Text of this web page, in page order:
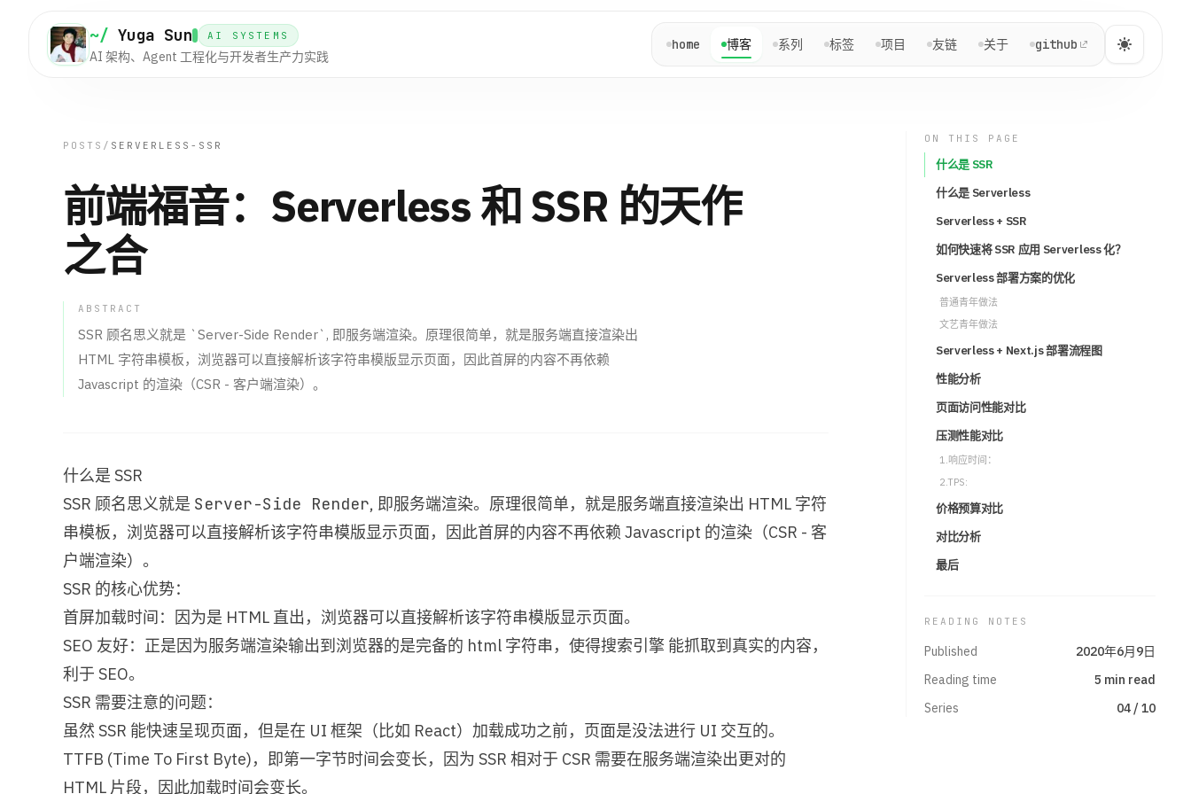
~/ Yuga Sun AI SYSTEMS
AI 架构、Agent 工程化与开发者生产力实践
home 博客 系列 标签 项目 友链 关于 github
POSTS / SERVERLESS-SSR
前端福音：Serverless 和 SSR 的天作
之合
ABSTRACT
SSR 顾名思义就是 `Server-Side Render`, 即服务端渲染。原理很简单，就是服务端直接渲染出
HTML 字符串模板，浏览器可以直接解析该字符串模版显示页面，因此首屏的内容不再依赖
Javascript 的渲染（CSR - 客户端渲染）。
什么是 SSR
SSR 顾名思义就是 Server-Side Render, 即服务端渲染。原理很简单，就是服务端直接渲染出 HTML 字符
串模板，浏览器可以直接解析该字符串模版显示页面，因此首屏的内容不再依赖 Javascript 的渲染（CSR - 客
户端渲染）。
SSR 的核心优势：
首屏加载时间：因为是 HTML 直出，浏览器可以直接解析该字符串模版显示页面。
SEO 友好：正是因为服务端渲染输出到浏览器的是完备的 html 字符串，使得搜索引擎 能抓取到真实的内容，
利于 SEO。
SSR 需要注意的问题：
虽然 SSR 能快速呈现页面，但是在 UI 框架（比如 React）加载成功之前，页面是没法进行 UI 交互的。
TTFB (Time To First Byte)，即第一字节时间会变长，因为 SSR 相对于 CSR 需要在服务端渲染出更对的
HTML 片段，因此加载时间会变长。
ON THIS PAGE
什么是 SSR
什么是 Serverless
Serverless + SSR
如何快速将 SSR 应用 Serverless 化？
Serverless 部署方案的优化
普通青年做法
文艺青年做法
Serverless + Next.js 部署流程图
性能分析
页面访问性能对比
压测性能对比
1.响应时间：
2.TPS:
价格预算对比
对比分析
最后
READING NOTES
Published
2020年6月9日
Reading time
5 min read
Series
04 / 10
主页
~/home
博
/post
系列
/series
标 标签
/tags
项 项目
/projects
友 友链
/friends
关 关于
github.com/yugasun